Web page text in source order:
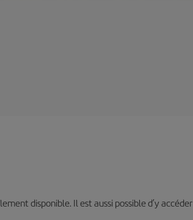
disponible. Il est aussi possible d’y accéder